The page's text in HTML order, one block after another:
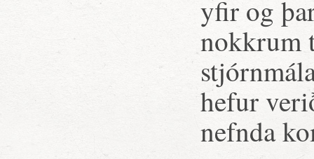
yfir og
nokkrum
hefur
nefnda